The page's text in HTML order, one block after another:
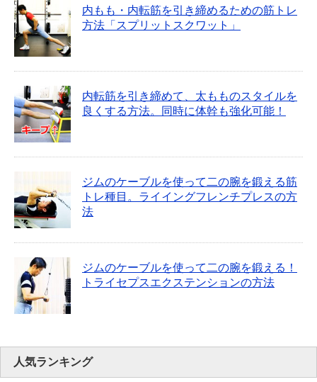
内もも・内転筋を引き締めるための筋トレ
方法「スプリットスクワット」
内転筋を引き締めて、太もものスタイルを
良くする方法。同時に体幹も強化可能！
ジムのケーブルを使って二の腕を鍛える筋
トレ種目。ライイングフレンチプレスの方
法
ジムのケーブルを使って二の腕を鍛える！
トライセプスエクステンションの方法
人気ランキング